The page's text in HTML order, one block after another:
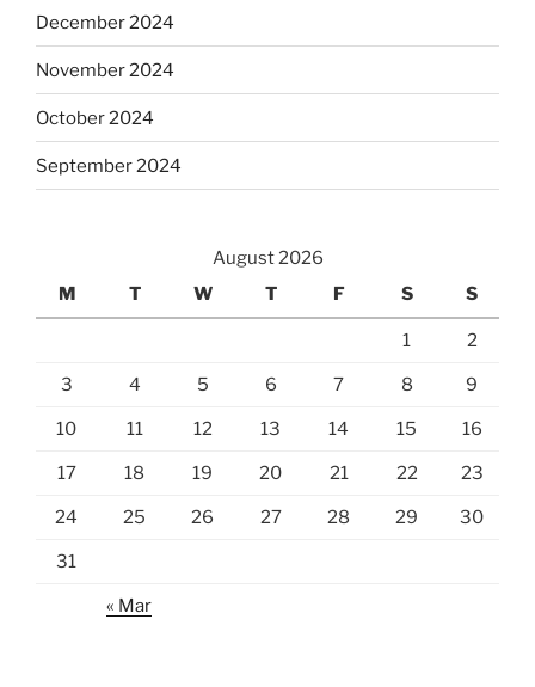
December 2024
November 2024
October 2024
September 2024
August 2026
M
T W T F S S
1 2
3 4 5 6 7 8 9
10 11 12 13 14 15 16
17 18 19 20 21 22 23
24 25 26 27 28 29 30
31
« Mar